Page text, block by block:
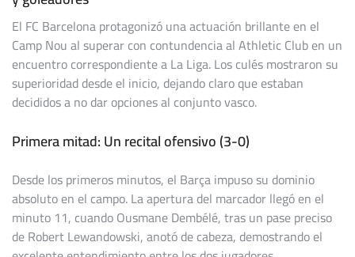
El FC Barcelona protagonizó una actuación brillante en el
Camp Nou al superar con contundencia al Athletic Club en un
encuentro correspondiente a La Liga. Los culés mostraron su
superioridad desde el inicio, dejando claro que estaban
decididos a no dar opciones al conjunto vasco.
Primera mitad: Un recital ofensivo (3-0)
Desde los primeros minutos, el Barça impuso su dominio
absoluto en el campo. La apertura del marcador llegó en el
minuto 11, cuando Ousmane Dembélé, tras un pase preciso
de Robert Lewandowski, anotó de cabeza, demostrando el